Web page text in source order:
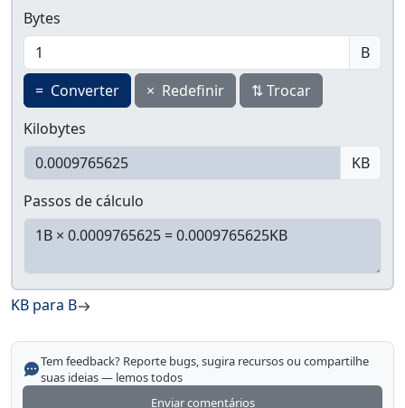
Bytes
B
= Converter × Redefinir ⇅ Trocar
Kilobytes
KB
Passos de cálculo
KB para B
Tem feedback? Reporte bugs, sugira recursos ou compartilhe
suas ideias — lemos todos
Enviar comentários